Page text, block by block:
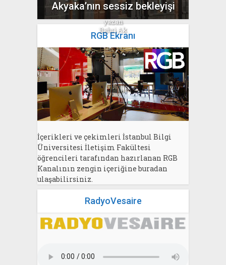
Akyaka’nın sessiz bekleyişi
yazan
Bahri Ak
RGB Ekranı
İçerikleri ve çekimleri İstanbul Bilgi
Üniversitesi İletişim Fakültesi
öğrencileri tarafından hazırlanan RGB
Kanalının zengin içeriğine buradan
ulaşabilirsiniz.
RadyoVesaire